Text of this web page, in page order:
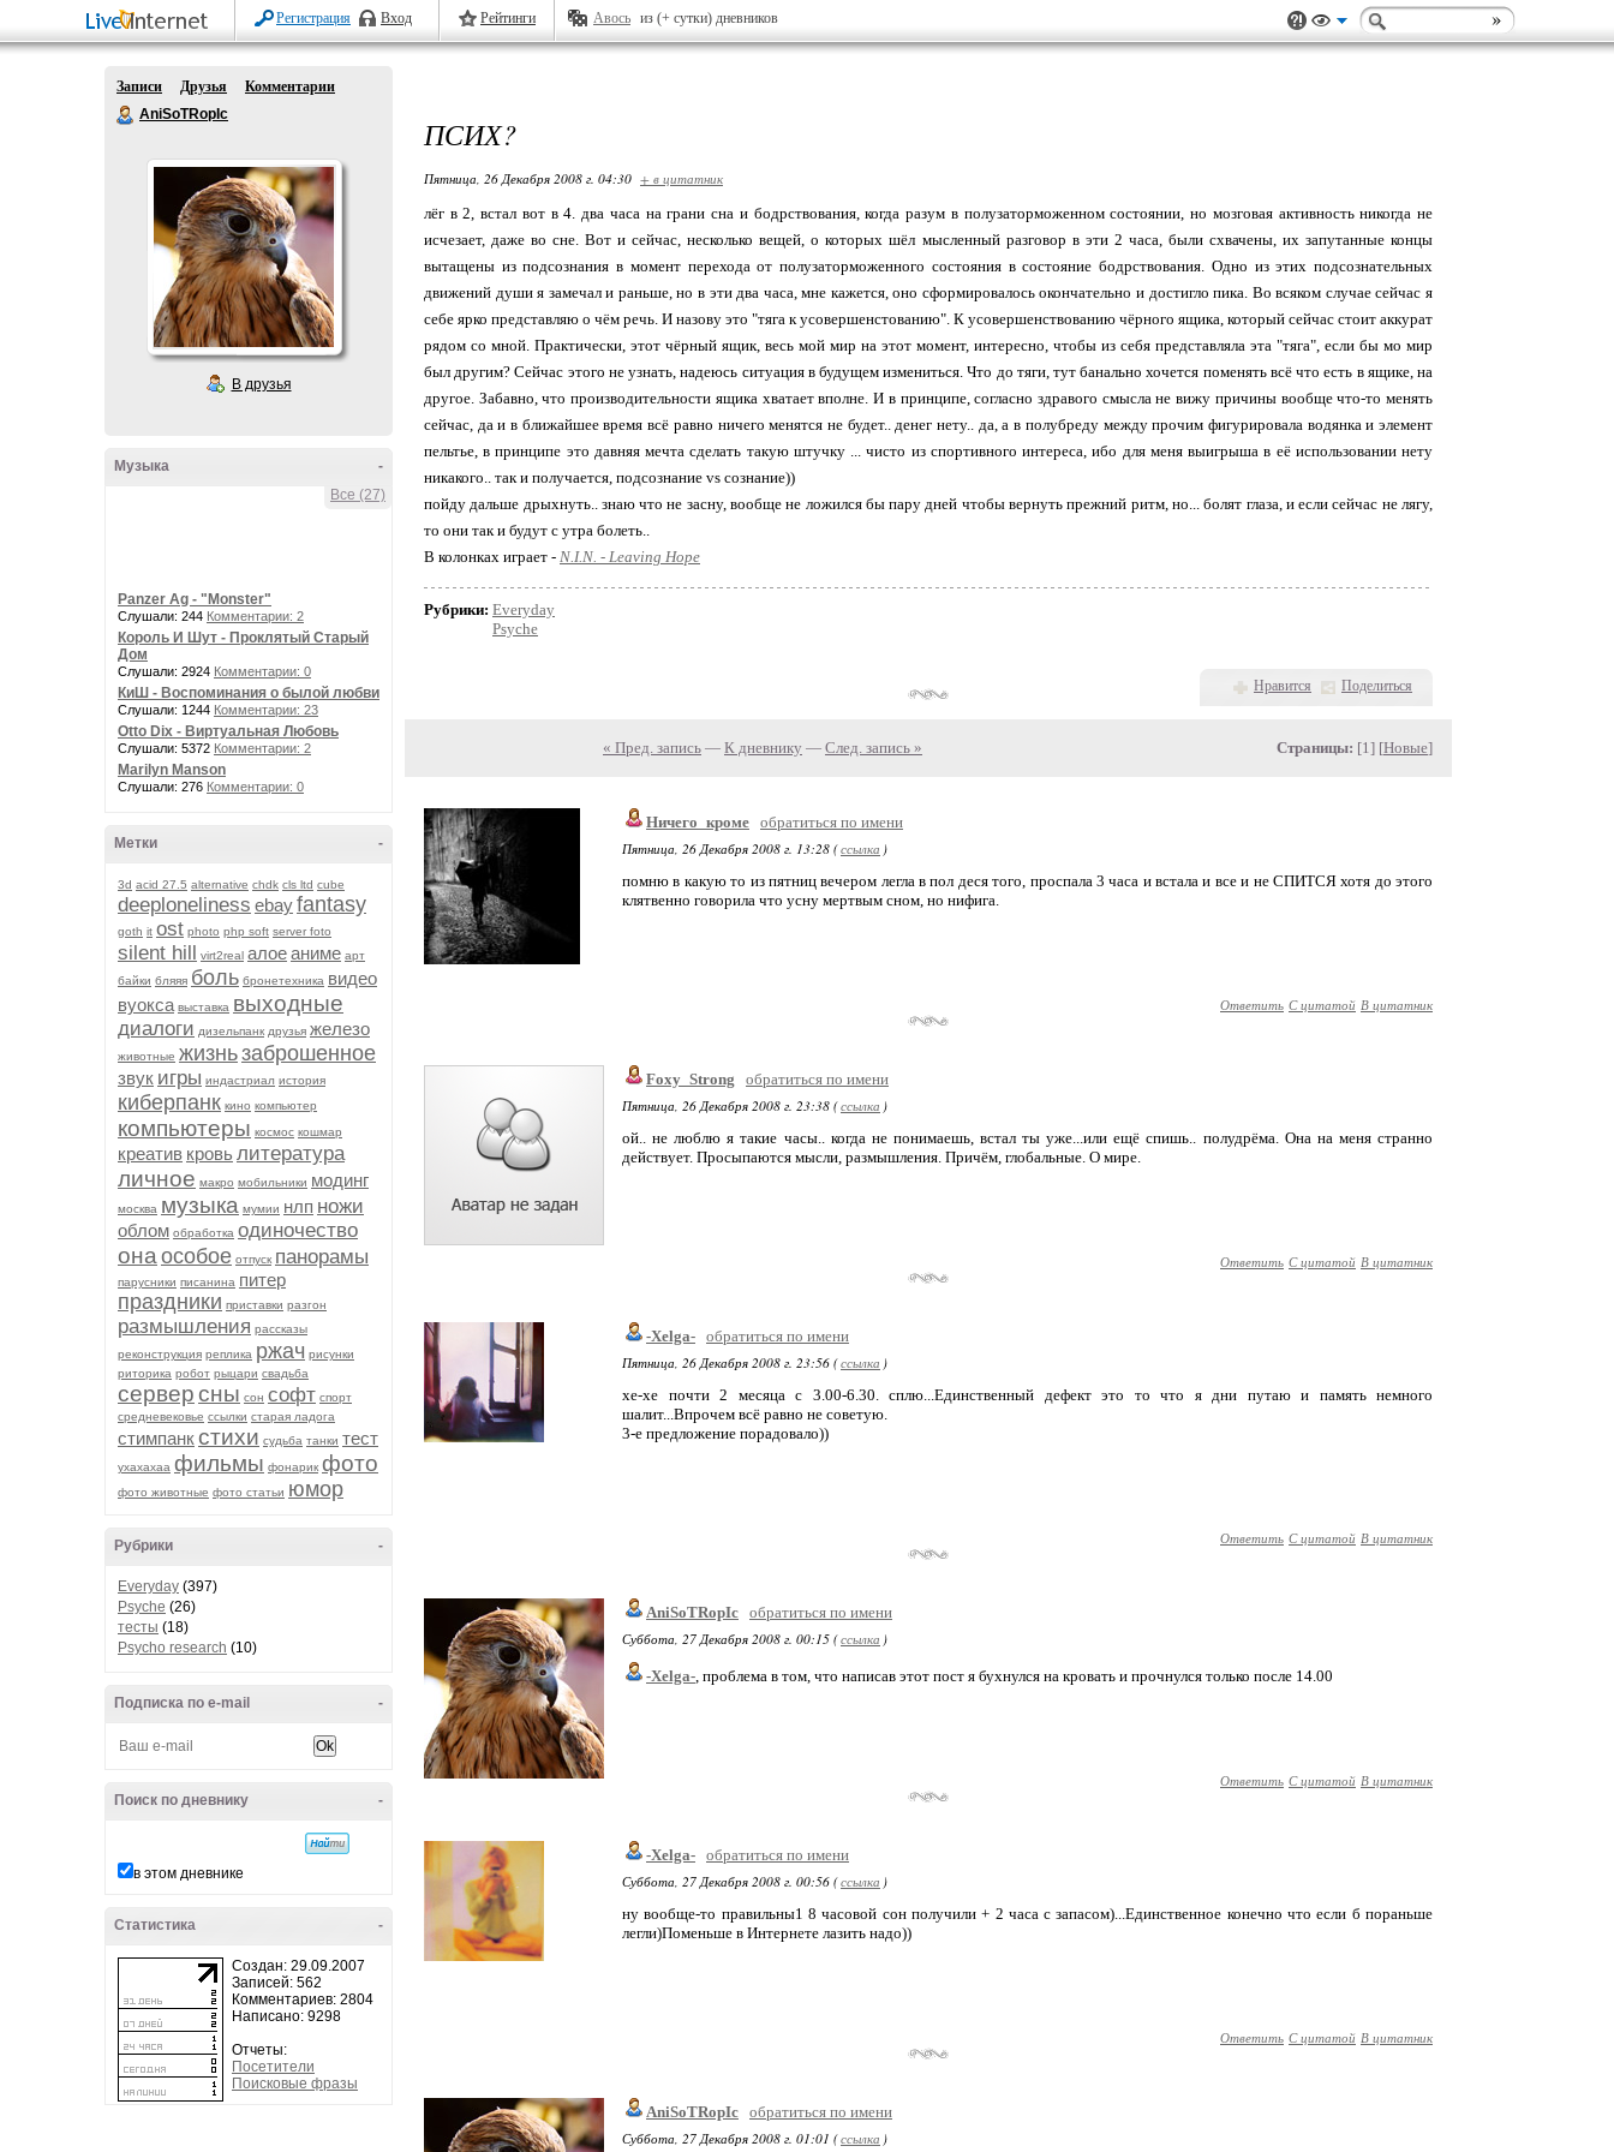
Регистрация Вход Рейтинги Авось из (+ сутки) дневников
Записи Друзья
Комментарии
AniSoTRopIc
В друзья
-
Музыка
Все (27)
Panzer Ag - "Monster"
Слушали: 244 Комментарии: 2
Король И Шут - Проклятый Старый
Дом
Слушали: 2924 Комментарии: 0
КиШ - Воспоминания о былой любви
Слушали: 1244 Комментарии: 23
Otto Dix - Виртуальная Любовь
Слушали: 5372 Комментарии: 2
Marilyn Manson
Слушали: 276 Комментарии: 0
-
Метки
3d acid 27.5 alternative chdk cls ltd cube
deeploneliness ebayfantasy
goth it ost photo php soft server foto
silent hill virt2real алоеаниме арт
байки бляяя боль бронетехника видео
вуокса выставка выходные
диалоги дизельпанк друзья железо
животные жизньзаброшенное
звук игры индастриал история
киберпанк кино компьютер
компьютеры космос кошмар
креатив кровьлитература
личное макро мобильники модинг
москва музыка мумии нлп ножи
облом обработка одиночество
она особое отпуск панорамы
парусники писанина питер
праздники приставки разгон
размышления рассказы
реконструкция реплика ржач рисунки
риторика робот рыцари свадьба
серверсны сон софт спорт
средневековье ссылки старая ладога
стимпанкстихи судьба танки тест
ухахахаа фильмы фонарик фото
фото животные фото статьи юмор
-
Рубрики
Everyday (397)
Psyche (26)
тесты (18)
Psycho research (10)
-
Подписка по e-mail
-
Поиск по дневнику
в этом дневнике
-
Статистика
Создан: 29.09.2007
Записей: 562
Комментариев: 2804
Написано: 9298
Отчеты:
Посетители
Поисковые фразы
ПСИХ?
Пятница, 26 Декабря 2008 г. 04:30 + в цитатник
лёг в 2, встал вот в 4. два часа на грани сна и бодрствования, когда разум в полузаторможенном состоянии, но мозговая активность никогда не
исчезает, даже во сне. Вот и сейчас, несколько вещей, о которых шёл мысленный разговор в эти 2 часа, были схвачены, их запутанные концы
вытащены из подсознания в момент перехода от полузаторможенного состояния в состояние бодрствования. Одно из этих подсознательных
движений души я замечал и раньше, но в эти два часа, мне кажется, оно сформировалось окончательно и достигло пика. Во всяком случае сейчас я
себе ярко представляю о чём речь. И назову это "тяга к усовершенстованию". К усовершенствованию чёрного ящика, который сейчас стоит аккурат
рядом со мной. Практически, этот чёрный ящик, весь мой мир на этот момент, интересно, чтобы из себя представляла эта "тяга", если бы мо мир
был другим? Сейчас этого не узнать, надеюсь ситуация в будущем измениться. Что до тяги, тут банально хочется поменять всё что есть в ящике, на
другое. Забавно, что производительности ящика хватает вполне. И в принципе, согласно здравого смысла не вижу причины вообще что-то менять
сейчас, да и в ближайшее время всё равно ничего менятся не будет.. денег нету.. да, а в полубреду между прочим фигурировала водянка и элемент
пельтье, в принципе это давняя мечта сделать такую штучку ... чисто из спортивного интереса, ибо для меня выигрыша в её использовании нету
никакого.. так и получается, подсознание vs сознание))
пойду дальше дрыхнуть.. знаю что не засну, вообще не ложился бы пару дней чтобы вернуть прежний ритм, но... болят глаза, и если сейчас не лягу,
то они так и будут с утра болеть..
В колонках играет - N.I.N. - Leaving Hope
Рубрики: Everyday
Psyche
Нравится Поделиться
« Пред. запись — К дневнику — След. запись » Страницы: [1] [Новые]
Ничего_кроме обратиться по имени
Пятница, 26 Декабря 2008 г. 13:28 (ссылка )
помню в какую то из пятниц вечером легла в пол деся того, проспала 3 часа и встала и все и не СПИТСЯ хотя до этого
клятвенно говорила что усну мертвым сном, но нифига.
Ответить С цитатой В цитатник
Foxy_Strong
обратиться по имени
Пятница, 26 Декабря 2008 г. 23:38 (ссылка )
ой.. не люблю я такие часы.. когда не понимаешь, встал ты уже...или ещё спишь.. полудрёма. Она на меня странно
действует. Просыпаются мысли, размышления. Причём, глобальные. О мире.
Ответить С цитатой В цитатник
-Xelga- обратиться по имени
Пятница, 26 Декабря 2008 г. 23:56 (ссылка )
хе-хе почти 2 месяца с 3.00-6.30. сплю...Единственный дефект это то что я дни путаю и память немного
шалит...Впрочем всё равно не советую.
3-е предложение порадовало))
Ответить С цитатой В цитатник
AniSoTRopIc обратиться по имени
Суббота, 27 Декабря 2008 г. 00:15 (ссылка )
-Xelga-, проблема в том, что написав этот пост я бухнулся на кровать и прочнулся только после 14.00
Ответить С цитатой В цитатник
-Xelga- обратиться по имени
Суббота, 27 Декабря 2008 г. 00:56 (ссылка )
ну вообще-то правильны1 8 часовой сон получили + 2 часа с запасом)...Единственное конечно что если б пораньше
легли)Поменьше в Интернете лазить надо))
Ответить С цитатой В цитатник
AniSoTRopIc обратиться по имени
Суббота, 27 Декабря 2008 г. 01:01 (ссылка )